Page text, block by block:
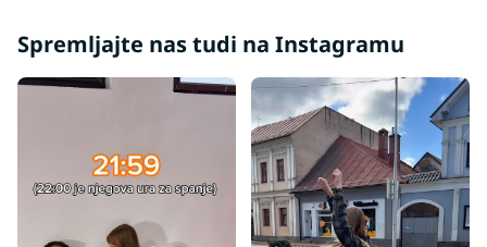
Kremne preproge
Vijolične preproge
Preproge 60x100
Preproge 60x120
Preproge 80x150
Preproge 80x200
Preproge 80x300
Spremljajte nas tudi na Instagramu